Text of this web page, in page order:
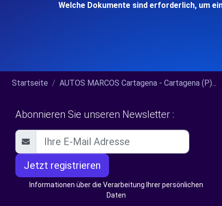
Welche Dokumente sind erforderlich, um
Startseite AUTOS MARCOS Cartagena - Cartagena (P)...
Abonnieren Sie unseren Newsletter :
Jetzt registrieren
Informationen über die Verarbeitung Ihrer persönlichen
Daten